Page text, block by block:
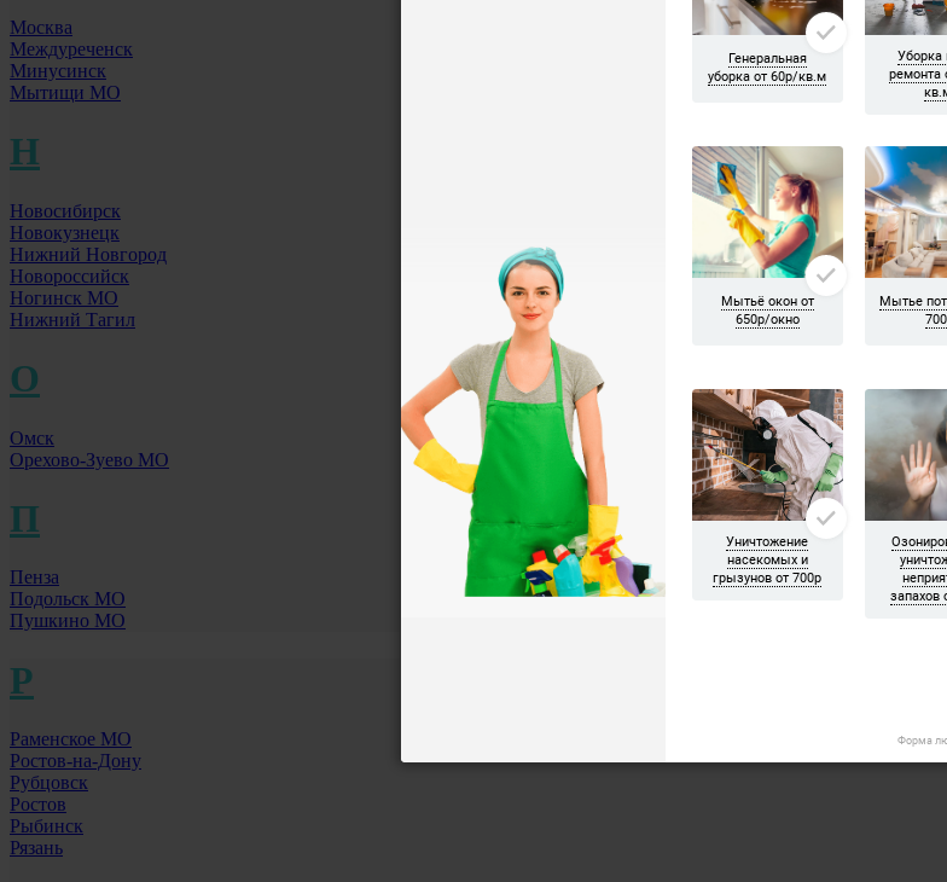
Москва
Междуреченск
Минусинск
Мытищи МО
Н
Новосибирск
Новокузнецк
Нижний Новгород
Новороссийск
Ногинск МО
Нижний Тагил
О
Омск
Орехово-Зуево МО
П
Пенза
Подольск МО
Пушкино МО
Р
Раменское МО
Ростов-на-Дону
Рубцовск
Ростов
Рыбинск
Рязань